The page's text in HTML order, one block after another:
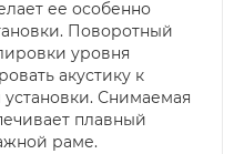
ее особенно
Поворотный
уровня
акустику к
Снимаемая
плавный
раме.